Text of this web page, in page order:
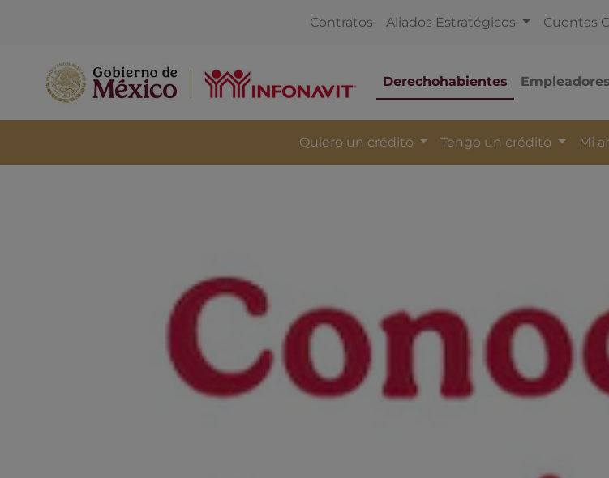
Contratos Aliados Estratégicos Cuentas
Derechohabientes Empleadores
Quiero un crédito Tengo un crédito Mi